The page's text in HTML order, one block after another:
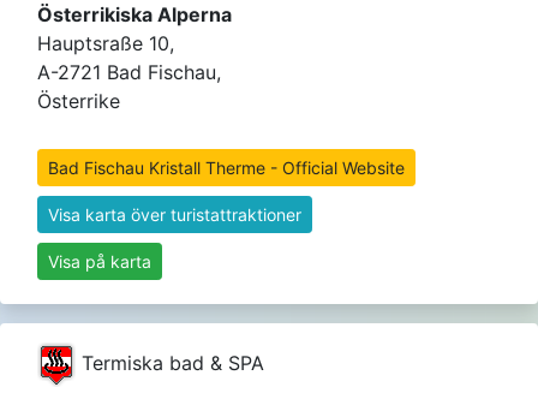
Österrikiska Alperna
Hauptsraße 10,
A-2721 Bad Fischau,
Österrike
Bad Fischau Kristall Therme - Official Website
Visa karta över turistattraktioner
Visa på karta
Termiska bad & SPA